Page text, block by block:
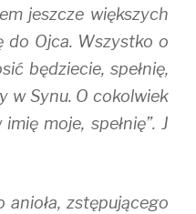
jeszcze większych
do Ojca. Wszystko o
będziecie, spełnię,
w Synu. O cokolwiek
moje, spełnię”. J
anioła, zstępującego